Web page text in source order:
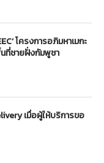
โครงการอภิมหาเมกะ
ที่ชายฝั่งกัมพูชา
เมื่อผู้ให้บริการขอ